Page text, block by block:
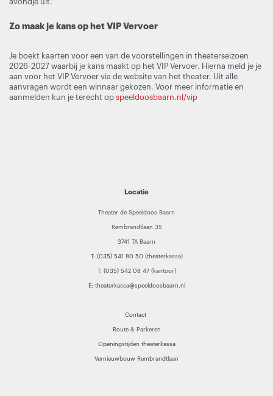
avondje uit."
Zo maak je kans op het VIP Vervoer
Je boekt kaarten voor een van de voorstellingen in theaterseizoen
2026-2027 waarbij je kans maakt op het VIP Vervoer. Hierna meld je je
aan voor het VIP Vervoer via de website van het theater. Uit alle
aanvragen wordt een winnaar gekozen. Voor meer informatie en
aanmelden kun je terecht op speeldoosbaarn.nl/vip
Locatie
Theater de Speeldoos Baarn
Rembrandtlaan 35
3741 TA Baarn
T: (035) 541 80 50 (theaterkassa)
T: (035) 542 08 47(kantoor)
E: theaterkassa@speeldoosbaarn.nl
Contact
Route & Parkeren
Openingstijden theaterkassa
Vernieuwbouw Rembrandtlaan